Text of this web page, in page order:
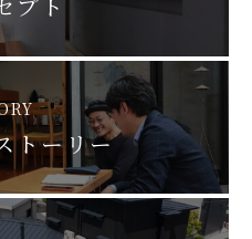
トーリー